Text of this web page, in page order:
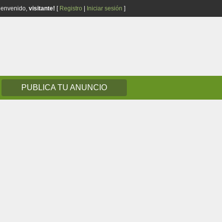
visitante! [ Registro Iniciar sesión ]
PUBLICA TU ANUNCIO